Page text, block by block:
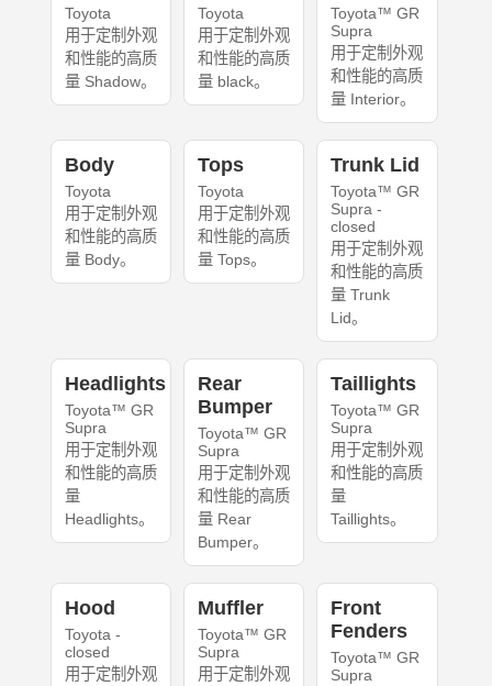
Toyota
用于定制外观
和性能的高质
量 Shadow。
Toyota
用于定制外观
和性能的高质
量 black。
Toyota™ GR
Supra
用于定制外观
和性能的高质
量 Interior。
Body
Toyota
用于定制外观
和性能的高质
量 Body。
Tops
Toyota
用于定制外观
和性能的高质
量 Tops。
Trunk Lid
Toyota™ GR
Supra -
closed
用于定制外观
和性能的高质
量 Trunk
Lid。
Headlights
Toyota™ GR
Supra
用于定制外观
和性能的高质
量
Headlights。
Rear
Bumper
Toyota™ GR
Supra
用于定制外观
和性能的高质
量 Rear
Bumper。
Taillights
Toyota™ GR
Supra
用于定制外观
和性能的高质
量
Taillights。
Hood
Toyota -
closed
用于定制外观
Muffler
Toyota™ GR
Supra
用于定制外观
Front
Fenders
Toyota™ GR
Supra